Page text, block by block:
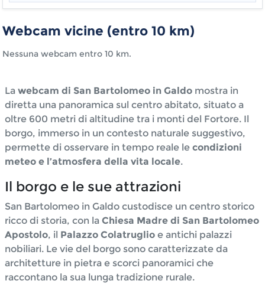
Webcam vicine (entro 10 km)
Nessuna webcam entro 10 km.
La webcam di San Bartolomeo in Galdo mostra in
diretta una panoramica sul centro abitato, situato a
oltre 600 metri di altitudine tra i monti del Fortore. Il
borgo, immerso in un contesto naturale suggestivo,
permette di osservare in tempo reale le condizioni
meteo e l’atmosfera della vita locale.
Il borgo e le sue attrazioni
San Bartolomeo in Galdo custodisce un centro storico
ricco di storia, con la Chiesa Madre di San Bartolomeo
Apostolo, il Palazzo Colatruglio e antichi palazzi
nobiliari. Le vie del borgo sono caratterizzate da
architetture in pietra e scorci panoramici che
raccontano la sua lunga tradizione rurale.